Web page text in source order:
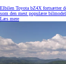
Elbilen Toyota bZ4X fortsætter
som den mest populære
Læs mere